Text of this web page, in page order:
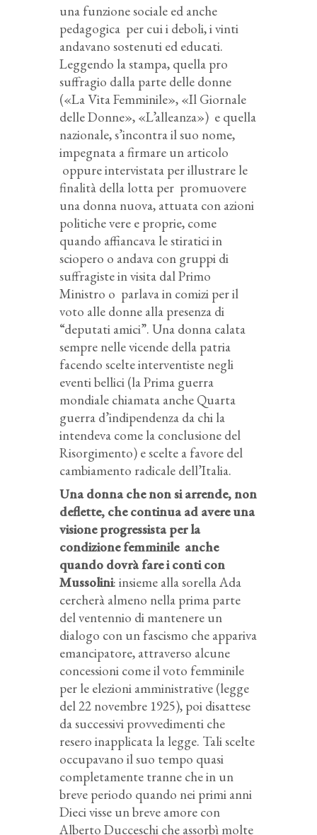
una funzione sociale ed anche
pedagogica per cui i deboli, i vinti
andavano sostenuti ed educati.
Leggendo la stampa, quella pro
suffragio dalla parte delle donne
(«La Vita Femminile», «Il Giornale
delle Donne», «L’alleanza») e quella
nazionale, s’incontra il suo nome,
impegnata a firmare un articolo
oppure intervistata per illustrare le
finalità della lotta per promuovere
una donna nuova, attuata con azioni
politiche vere e proprie, come
quando affiancava le stiratici in
sciopero o andava con gruppi di
suffragiste in visita dal Primo
Ministro o parlava in comizi per il
voto alle donne alla presenza di
“deputati amici”. Una donna calata
sempre nelle vicende della patria
facendo scelte interventiste negli
eventi bellici (la Prima guerra
mondiale chiamata anche Quarta
guerra d’indipendenza da chi la
intendeva come la conclusione del
Risorgimento) e scelte a favore del
cambiamento radicale dell’Italia.
Una donna che non si arrende, non
deflette, che continua ad avere una
visione progressista per la
condizione femminile anche
quando dovrà fare i conti con
Mussolini: insieme alla sorella Ada
cercherà almeno nella prima parte
del ventennio di mantenere un
dialogo con un fascismo che appariva
emancipatore, attraverso alcune
concessioni come il voto femminile
per le elezioni amministrative (legge
del 22 novembre 1925), poi disattese
da successivi provvedimenti che
resero inapplicata la legge. Tali scelte
occupavano il suo tempo quasi
completamente tranne che in un
breve periodo quando nei primi anni
Dieci visse un breve amore con
Alberto Ducceschi che assorbì molte